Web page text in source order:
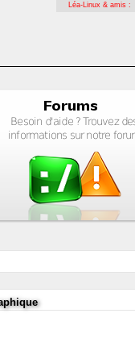
Léa-Linux & amis :